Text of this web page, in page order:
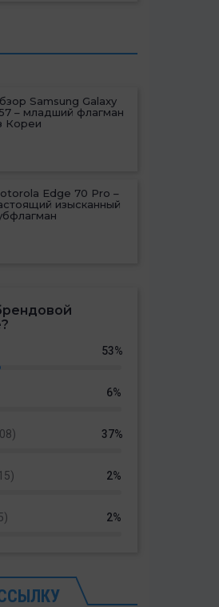
Samsung Galaxy
– младший флагман
Кореи
Edge 70 Pro –
изысканный
53%
6%
37%
2%
2%